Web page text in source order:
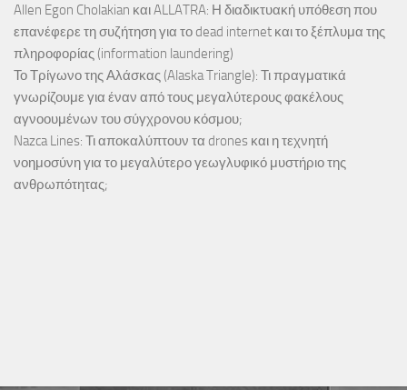
Allen Egon Cholakian και ALLATRA: Η διαδικτυακή υπόθεση που
επανέφερε τη συζήτηση για το dead internet και το ξέπλυμα της
πληροφορίας (information laundering)
Το Τρίγωνο της Αλάσκας (Alaska Triangle): Τι πραγματικά
γνωρίζουμε για έναν από τους μεγαλύτερους φακέλους
αγνοουμένων του σύγχρονου κόσμου;
Nazca Lines: Τι αποκαλύπτουν τα drones και η τεχνητή
νοημοσύνη για το μεγαλύτερο γεωγλυφικό μυστήριο της
ανθρωπότητας;